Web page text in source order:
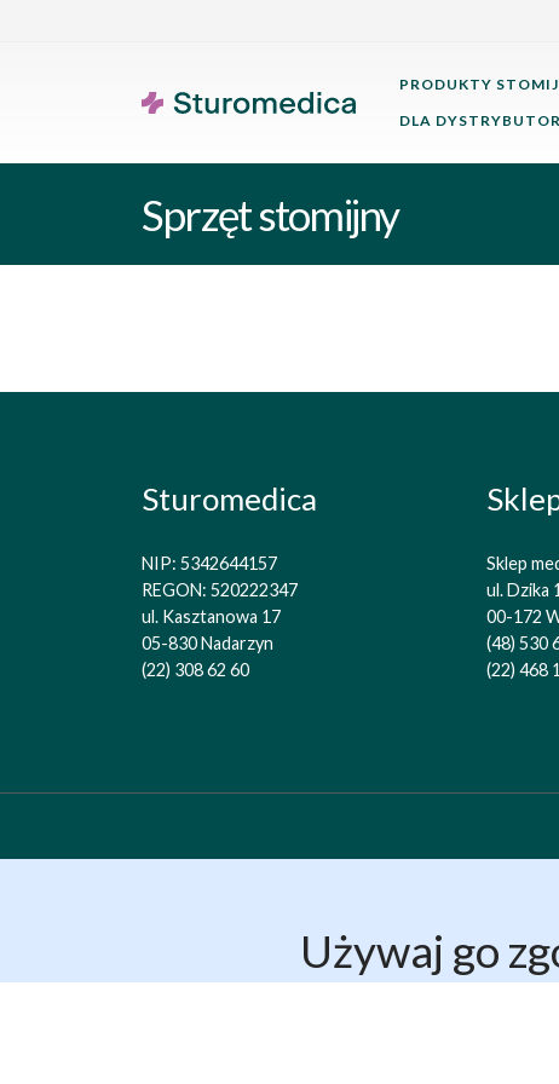
PRODUKTY
DLA
Sprzęt stomijny
Sturomedica
NIP: 5342644157
REGON: 520222347
ul. Kasztanowa 17
05-830 Nadarzyn
(22) 308 62 60
Sklep
ul. Dzika
00-172
(48) 530
(22) 468
Używaj go